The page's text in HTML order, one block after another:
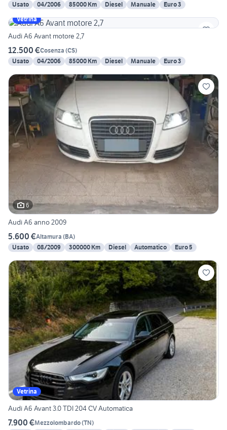
Usato
04/2006 85000 Km Diesel Manuale
Euro 3
Vetrina
Audi A6 Avant motore 2,7
12.500 €Cosenza (CS)
Usato
04/2006 85000 Km Diesel Manuale Euro 3
6
Audi A6 anno 2009
5.600 €Altamura (BA)
Usato
08/2009 300000 Km Diesel Automatico Euro 5
Vetrina
Audi A6 Avant 3.0 TDI 204 CV Automatica
7.900 €Mezzolombardo(TN)